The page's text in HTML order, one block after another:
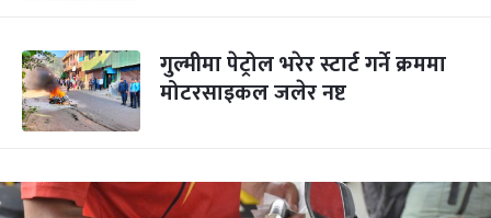
गुल्मीमा पेट्रोल भरेर स्टार्ट गर्ने क्रममा
मोटरसाइकल जलेर नष्ट